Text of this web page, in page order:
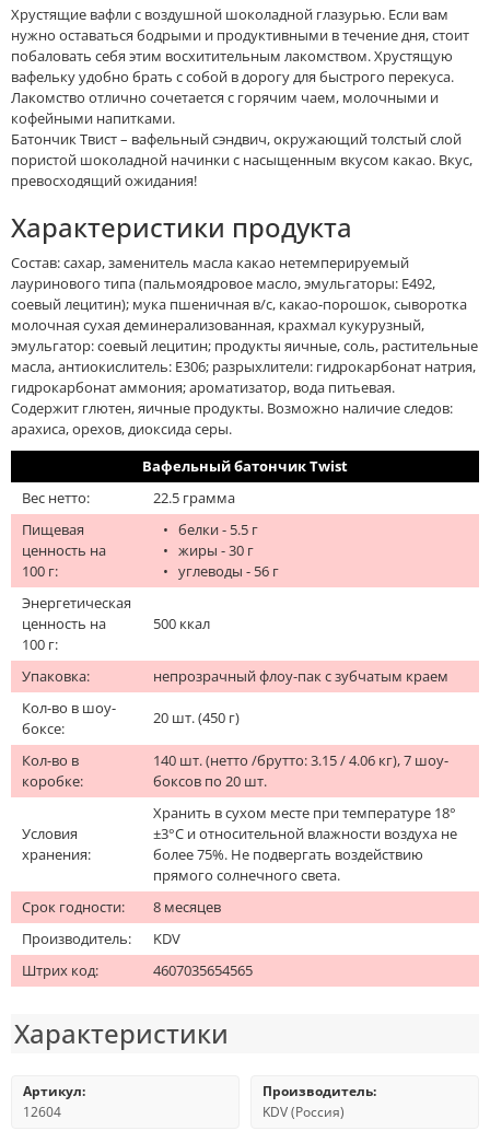
Хрустящие вафли с воздушной шоколадной глазурью. Если вам
нужно оставаться бодрыми и продуктивными в течение дня, стоит
побаловать себя этим восхитительным лакомством. Хрустящую
вафельку удобно брать с собой в дорогу для быстрого перекуса.
Лакомство отлично сочетается с горячим чаем, молочными и
кофейными напитками.
Батончик Твист – вафельный сэндвич, окружающий толстый слой
пористой шоколадной начинки с насыщенным вкусом какао. Вкус,
превосходящий ожидания!
Характеристики продукта
Состав: сахар, заменитель масла какао нетемперируемый
лауринового типа (пальмоядровое масло, эмульгаторы: Е492,
соевый лецитин); мука пшеничная в/с, какао-порошок, сыворотка
молочная сухая деминерализованная, крахмал кукурузный,
эмульгатор: соевый лецитин; продукты яичные, соль, растительные
масла, антиокислитель: Е306; разрыхлители: гидрокарбонат натрия,
гидрокарбонат аммония; ароматизатор, вода питьевая.
Содержит глютен, яичные продукты. Возможно наличие следов:
арахиса, орехов, диоксида серы.
Вафельный батончик Twist
Вес нетто:
22.5 грамма
Пищевая
ценность на
100 г:
• белки - 5.5 г
• жиры - 30 г
• углеводы - 56 г
Энергетическая
ценность на
100 г:
500 ккал
Упаковка:
непрозрачный флоу-пак с зубчатым краем
Кол-во в шоу-
боксе:
20 шт. (450 г)
Кол-во в
коробке:
140 шт. (нетто /брутто: 3.15 / 4.06 кг), 7 шоу-
боксов по 20 шт.
Условия
хранения:
Хранить в сухом месте при температуре 18°
±3°С и относительной влажности воздуха не
более 75%. Не подвергать воздействию
прямого солнечного света.
Срок годности:
8 месяцев
Производитель:
KDV
Штрих код:
4607035654565
Характеристики
Артикул:
12604
Производитель:
KDV (Россия)